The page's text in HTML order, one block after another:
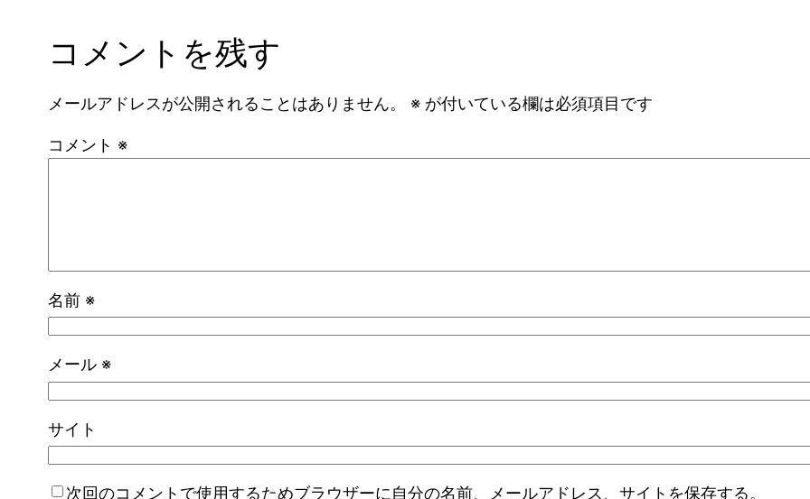
コメントを残す
メールアドレスが公開されることはありません。 ※ が付いている欄は必須項目です
コメント ※
名前 ※
メール ※
サイト
次回のコメントで使用するためブラウザーに自分の名前、メールアドレス、サイトを保存する。